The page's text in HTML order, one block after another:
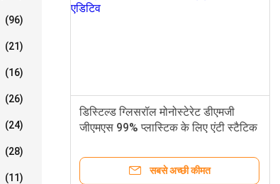
(96)
(21)
(16)
(26)
(24)
(28)
(11)
डिस्टिल्ड ग्लिसरॉल मोनोस्टेरेट डीएमजी
जीएमएस 99% प्लास्टिक के लिए एंटी स्टैटिक
सबसे अच्छी कीमत